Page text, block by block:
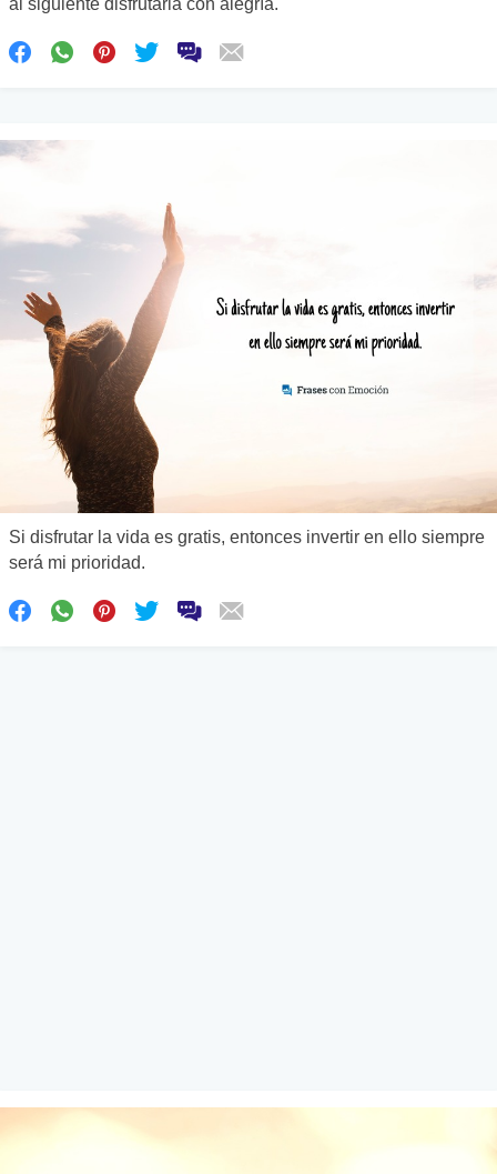
al siguiente disfrutarla con alegría.
Si disfrutar la vida es gratis, entonces invertir en ello siempre
será mi prioridad.